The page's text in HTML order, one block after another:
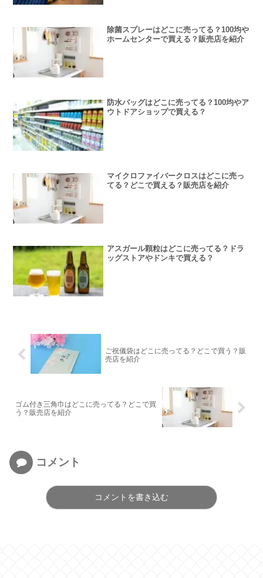
除菌スプレーはどこに売ってる？100均や
ホームセンターで買える？販売店を紹介
防水バッグはどこに売ってる？100均やア
ウトドアショップで買える？
マイクロファイバークロスはどこに売っ
てる？どこで買える？販売店を紹介
アスガール顆粒はどこに売ってる？ドラ
ッグストアやドンキで買える？
ご祝儀袋はどこに売ってる？どこで買う？販
売店を紹介
ゴム付き三角巾はどこに売ってる？どこで買
う？販売店を紹介
コメント
コメントを書き込む